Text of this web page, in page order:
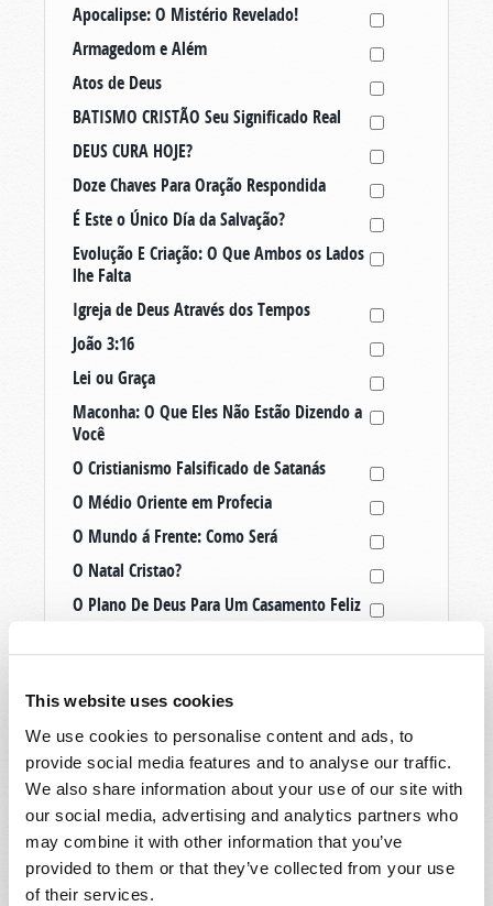
This website uses cookies
We use cookies to personalise content and ads, to
provide social media features and to analyse our traffic.
We also share information about your use of our site with
our social media, advertising and analytics partners who
may combine it with other information that you’ve
provided to them or that they’ve collected from your use
of their services.
Apocalipse: O Mistério Revelado!
Armagedom e Além
Atos de Deus
BATISMO CRISTÃO Seu Significado Real
DEUS CURA HOJE?
Doze Chaves Para Oração Respondida
É Este o Único Día da Salvação?
Evolução E Criação: O Que Ambos os Lados
lhe Falta
Igreja de Deus Através dos Tempos
João 3:16
Lei ou Graça
Maconha: O Que Eles Não Estão Dizendo a
Você
O Cristianismo Falsificado de Satanás
O Médio Oriente em Profecia
O Mundo á Frente: Como Será
O Natal Cristao?
O Plano De Deus Para Um Casamento Feliz
O Seu Destino Final
Onde Está a Verdadeira Igreja de Deus
Hoje?
Os Dez Mandamentos
Os Dias Santos: O Plano Mestre de Deus
Os Estados Unidos E A Grã-Bretanha Em
Profecia